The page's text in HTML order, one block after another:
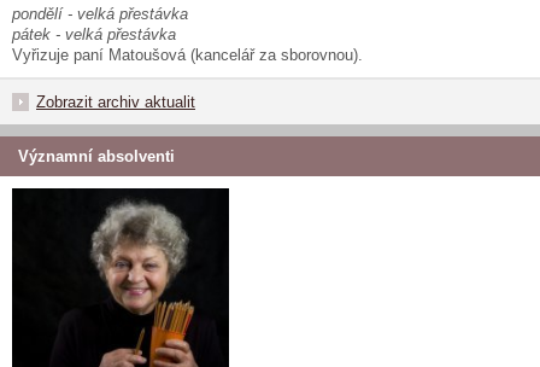
pondělí - velká přestávka
pátek - velká přestávka
Vyřizuje paní Matoušová (kancelář za sborovnou).
Zobrazit archiv aktualit
Významní absolventi